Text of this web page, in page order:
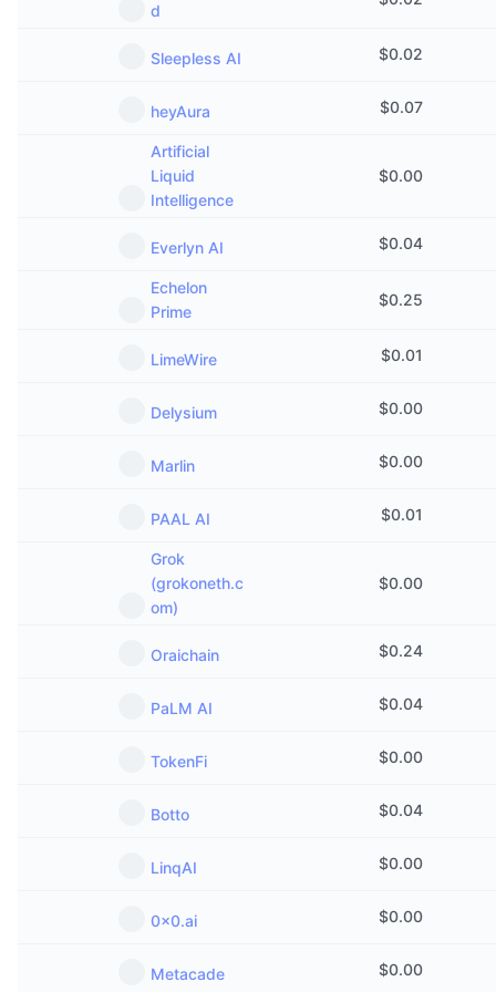
Sự kiện sắp tới
Lịch Sự kiện
d
Sleepless AI $0.02
heyAura $0.07
Artificial
Liquid
Intelligence
$0.00
Everlyn AI $0.04
Echelon
Prime
$0.25
LimeWire $0.01
Delysium $0.00
Marlin $0.00
PAAL AI $0.01
Grok
(grokoneth.c
om)
$0.00
Oraichain $0.24
PaLM AI $0.04
TokenFi $0.00
Botto $0.04
LinqAI $0.00
0x0.ai $0.00
Metacade $0.00